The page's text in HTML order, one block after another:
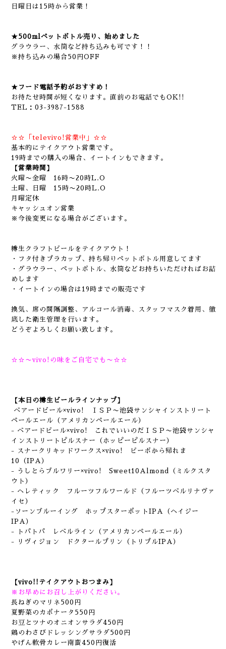
日曜日は15時から営業！
★500mlペットボトル売り、始めました
グラウラー、水筒など持ち込みも可です！！
※持ち込みの場合50円OFF
★フード電話予約がおすすめ！
お待たせ時間が短くなります。直前のお電話でもOK!!
TEL：03-3987-1588
☆☆「televivo!営業中」☆☆
基本的にテイクアウト営業です。
19時までの購入の場合、イートインもできます。
【営業時間】
火曜〜金曜 16時〜20時L.O
土曜、日曜 15時〜20時L.O
月曜定休
キャッシュオン営業
※今後変更になる場合がございます。
樽生クラフトビールをテイクアウト！
・フタ付きプラカップ、持ち帰りペットボトル用意してます
・グラウラー、ペットボトル、水筒などお持ちいただければお詰
めします
・イートインの場合は19時までの販売です
換気、席の間隔調整、アルコール消毒、スタッフマスク着用、徹
底した衛生管理を行います。
どうぞよろしくお願い致します。
☆☆〜vivo!の味をご自宅でも〜☆☆
【本日の樽生ビールラインナップ】
ベアードビール×vivo! ＩＳＰ〜池袋サンシャインストリート
ペールエール（アメリカンペールエール）
- ベアードビール×vivo! これでいいのだＩＳＰ〜池袋サンシャ
インストリートピルスナー（ホッピーピルスナー）
- スナークリキッドワークス×vivo! ビーボから帰れま
10（IPA）
- うしとらブルワリー×vivo! Sweet10Almond（ミルクスタ
ウト）
- ヘレティック フルーツフルワールド（フルーツベルリナヴァ
イセ）
-ソーンブルーイング ホップスターポットIPA（ヘイジー
IPA）
- トパトパ レベルライン（アメリカンペールエール）
- リヴィジョン ドクタールプリン（トリプルIPA）
【vivo!!テイクアウトおつまみ】
※お早めにお召し上がりください。
長ねぎのマリネ500円
夏野菜のカポナータ550円
お豆とツナのオニオンサラダ450円
鶏のわさびドレッシングサラダ500円
やげん軟骨カレー南蛮450円復活